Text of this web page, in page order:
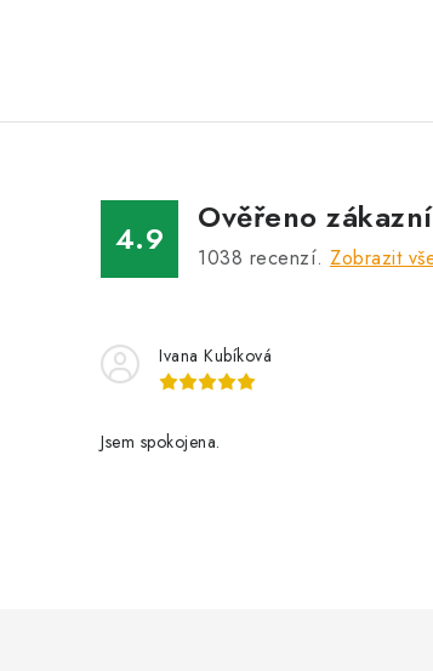
4.9
Ověřeno
1038 recenzí. Zobrazit
Ivana Kubíková
Jsem spokojena.